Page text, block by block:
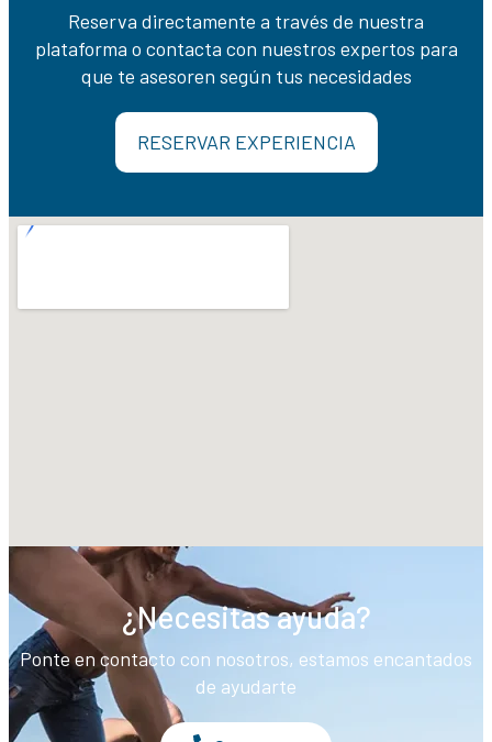
Reserva directamente a través de nuestra
plataforma o contacta con nuestros expertos para
que te asesoren según tus necesidades
RESERVAR EXPERIENCIA
¿Necesitas ayuda?
Ponte en contacto con nosotros, estamos encantados
de ayudarte